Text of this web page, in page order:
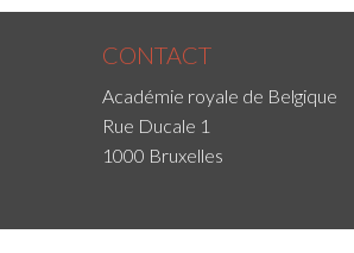
CONTACT
Académie royale de Belgique
Rue Ducale 1
1000 Bruxelles